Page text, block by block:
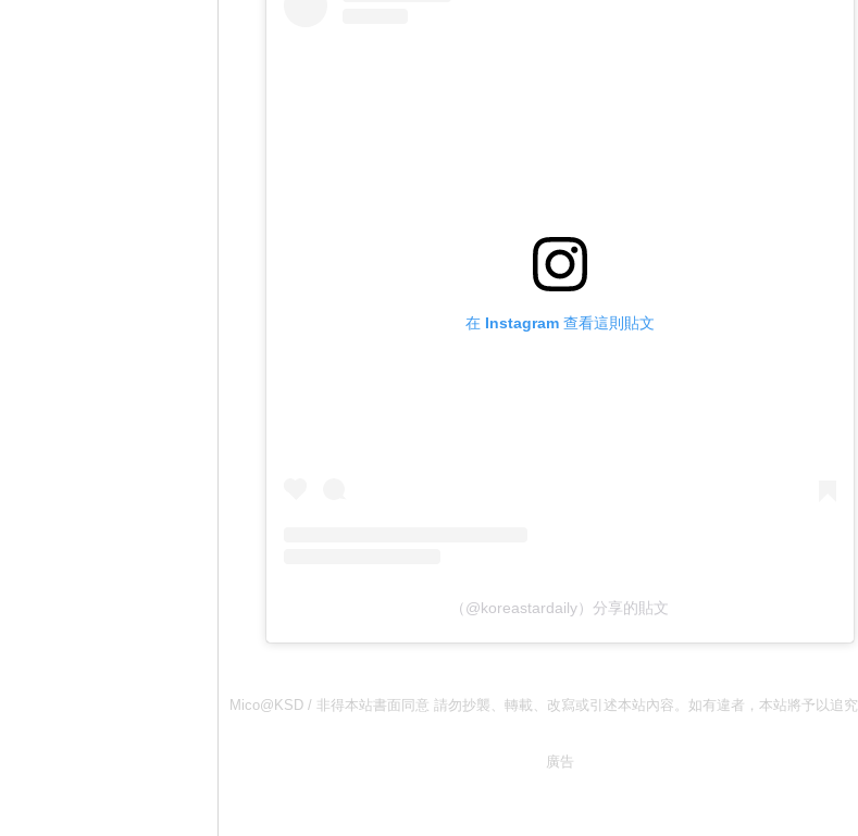
在 Instagram 查看這則貼文
（@koreastardaily）分享的貼文
Mico@KSD / 非得本站書面同意 請勿抄襲、轉載、改寫或引述本站內容。如有違者，本站將予以追究
廣告